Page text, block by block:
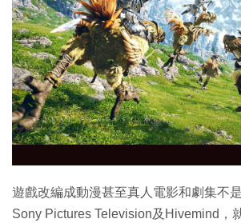
IT Times
生成式AI與雲端應用
Enterprise Digital Transformation
特集
遊戲改編成動漫甚至真人電影和劇集不
Sony Pictures Television及Hivemind，